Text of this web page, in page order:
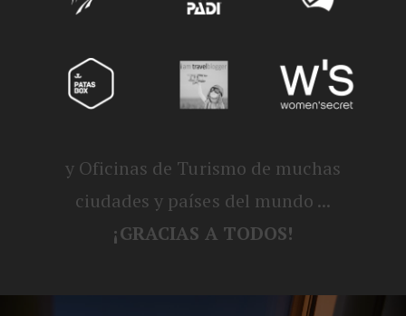
y Oficinas de Turismo de muchas
ciudades y países del mundo ...
¡GRACIAS A TODOS!